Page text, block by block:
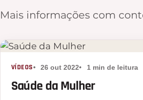
Mais informações com
VÍDEOS 26 out 2022 1 min de leitura
Saúde da Mulher